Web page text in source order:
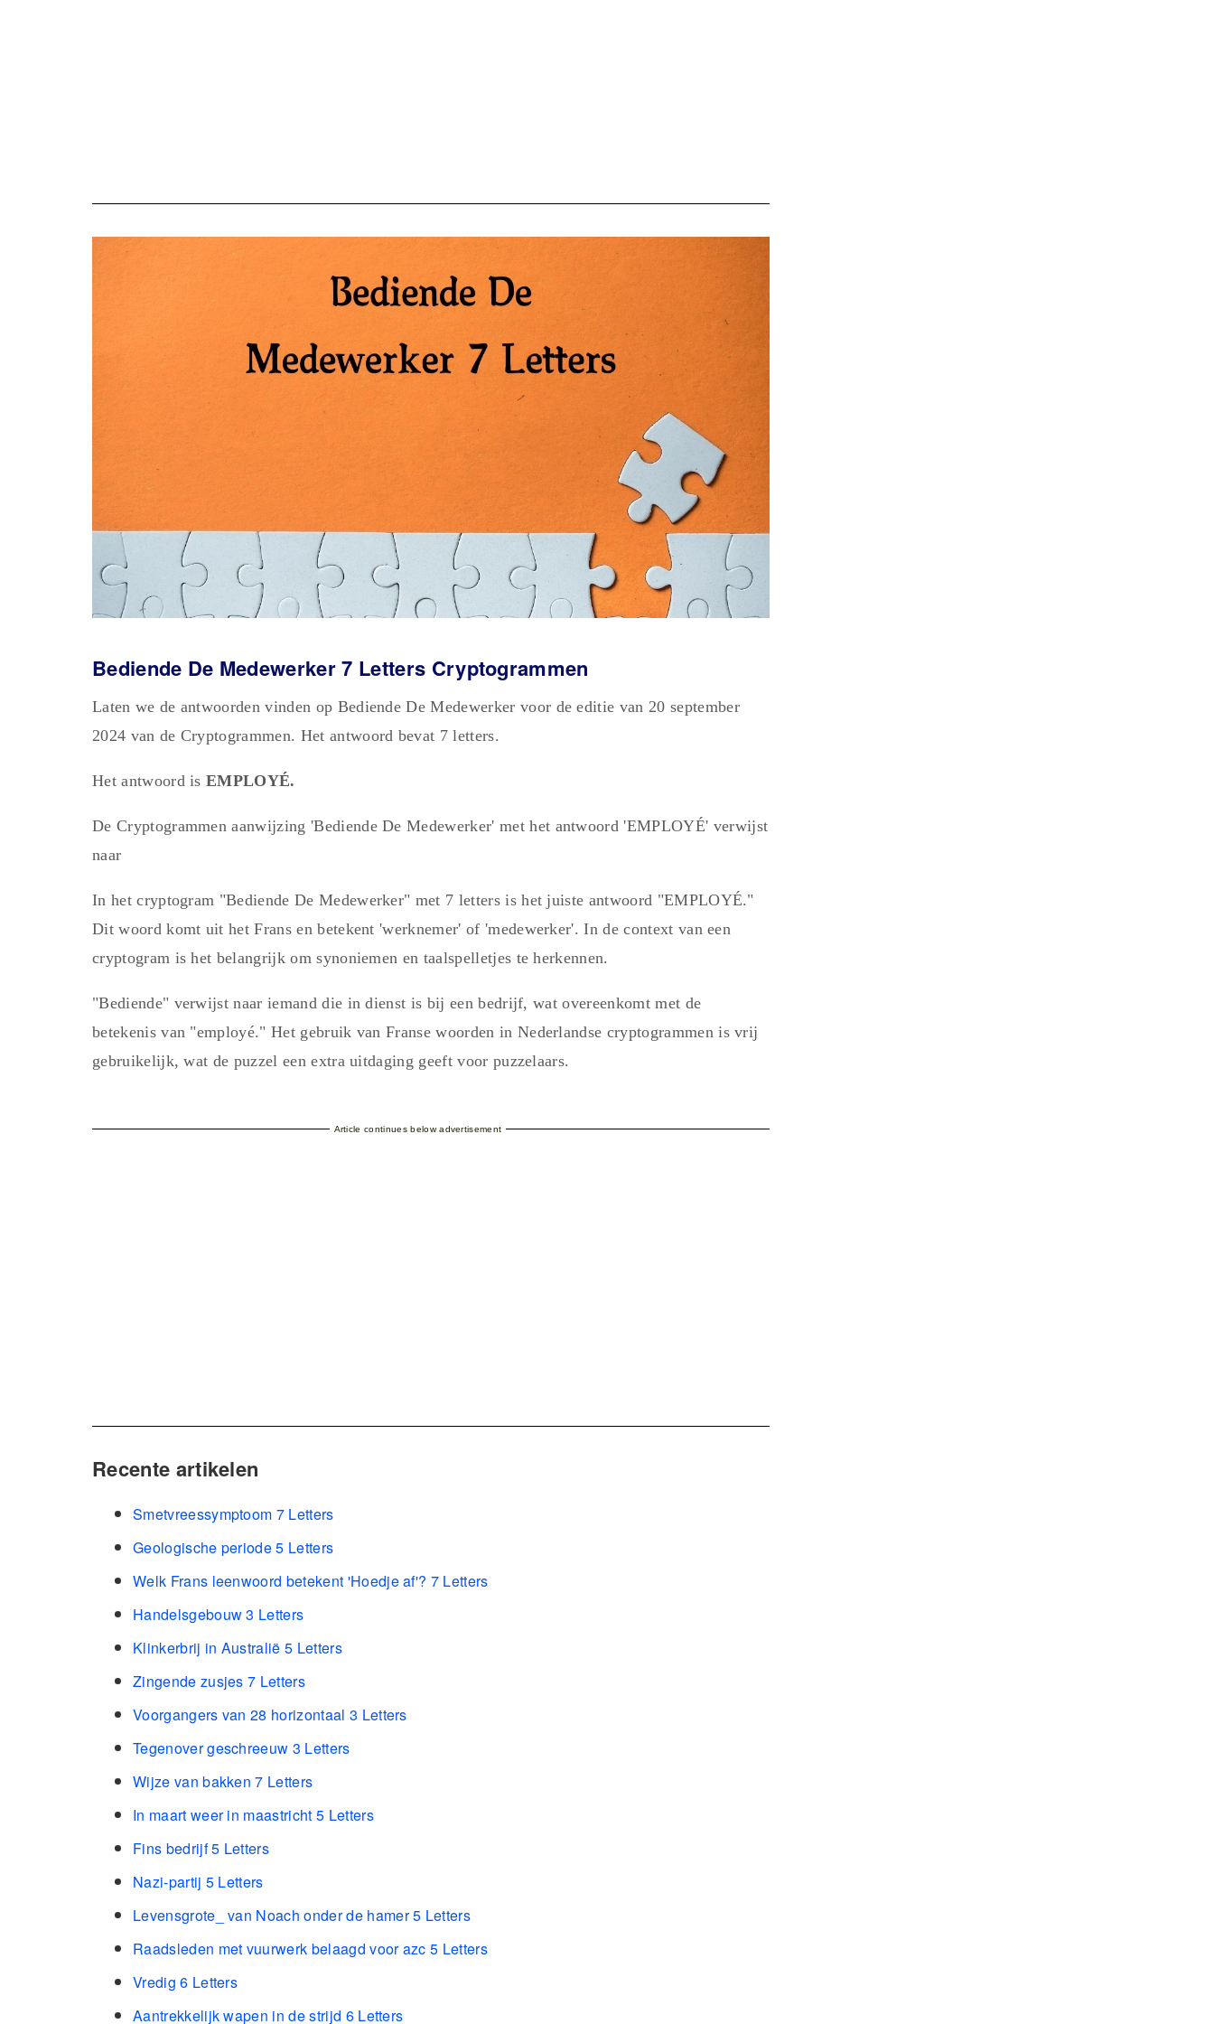
Bediende De Medewerker 7 Letters Cryptogrammen
Laten we de antwoorden vinden op Bediende De Medewerker voor de editie van 20 september
2024 van de Cryptogrammen. Het antwoord bevat 7 letters.
Het antwoord isEMPLOYÉ.
De Cryptogrammen aanwijzing 'Bediende De Medewerker' met het antwoord 'EMPLOYÉ' verwijst
naar
In het cryptogram "Bediende De Medewerker" met 7 letters is het juiste antwoord "EMPLOYÉ."
Dit woord komt uit het Frans en betekent 'werknemer' of 'medewerker'. In de context van een
cryptogram is het belangrijk om synoniemen en taalspelletjes te herkennen.
"Bediende" verwijst naar iemand die in dienst is bij een bedrijf, wat overeenkomt met de
betekenis van "employé." Het gebruik van Franse woorden in Nederlandse cryptogrammen is vrij
gebruikelijk, wat de puzzel een extra uitdaging geeft voor puzzelaars.
Article continues below advertisement
Recente artikelen
Smetvreessymptoom 7 Letters
Geologische periode 5 Letters
Welk Frans leenwoord betekent 'Hoedje af'? 7 Letters
Handelsgebouw 3 Letters
Klinkerbrij in Australië 5 Letters
Zingende zusjes 7 Letters
Voorgangers van 28 horizontaal 3 Letters
Tegenover geschreeuw 3 Letters
Wijze van bakken 7 Letters
In maart weer in maastricht 5 Letters
Fins bedrijf 5 Letters
Nazi-partij 5 Letters
Levensgrote_ van Noach onder de hamer 5 Letters
Raadsleden met vuurwerk belaagd voor azc 5 Letters
Vredig 6 Letters
Aantrekkelijk wapen in de strijd 6 Letters